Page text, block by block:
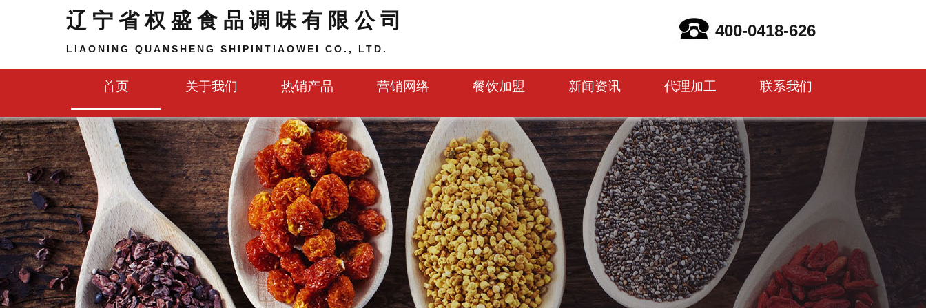
辽宁省权盛食品调味有限公司
LIAONING QUANSHENG SHIPINTIAOWEI CO., LTD.
400-0418-626
首页 关于我们 热销产品 营销网络 餐饮加盟 新闻资讯 代理加工 联系我们